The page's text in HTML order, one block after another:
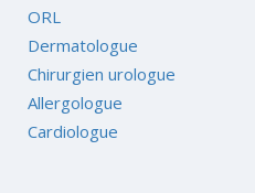
ORL
Dermatologue
Chirurgien urologue
Allergologue
Cardiologue